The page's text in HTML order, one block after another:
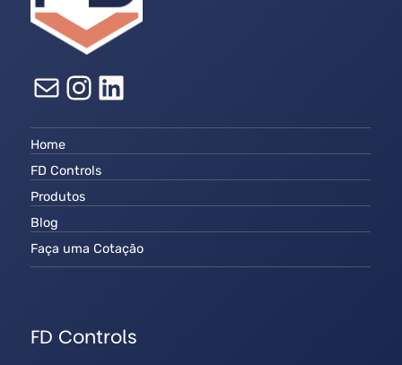
E-mail InstagramLinkedIn
Home
FD Controls
Produtos
Blog
Faça uma Cotação
FD Controls